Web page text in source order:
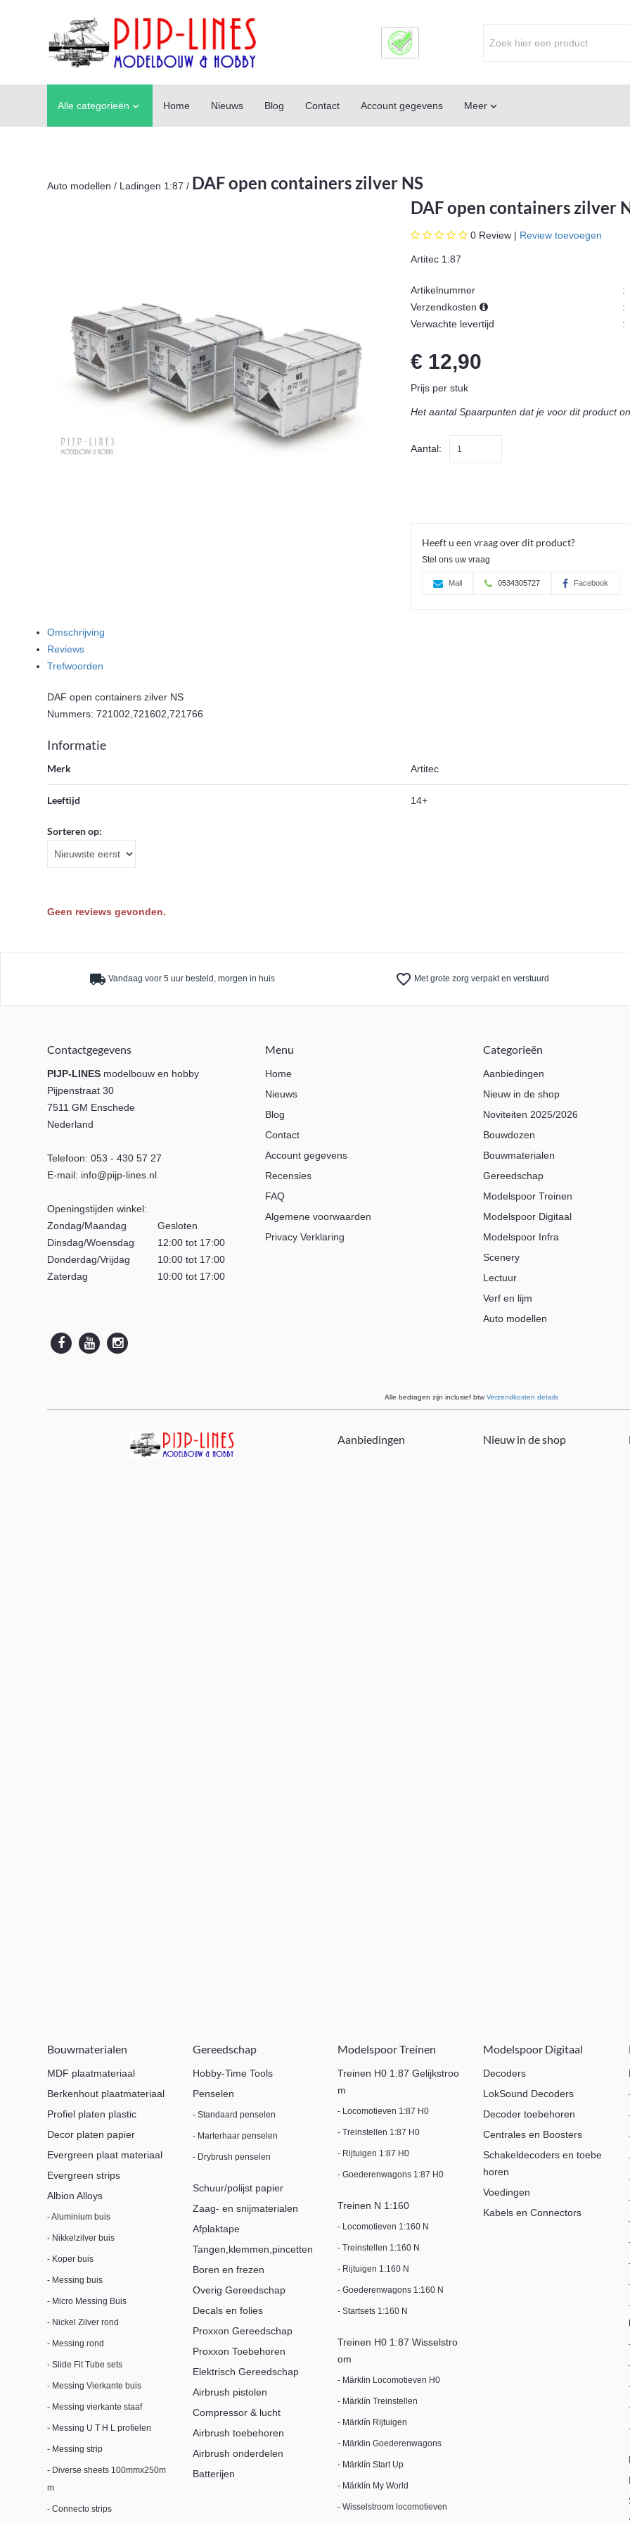
Alle categorieën  Home Nieuws Blog Contact Account gegevens Meer 
Auto modellen / Ladingen 1:87 / DAF open containers zilver NS
DAF open containers zilver
0Review | Review toevoegen
Artitec 1:87
Artikelnummer :
Verzendkosten
:
Verwachte levertijd
:
€ 12,90
Prijs per stuk
Het aantal Spaarpunten dat je voor dit product
Aantal:
Heeft u een vraag over dit product?
Stel ons uw vraag
Mail 0534305727 Facebook
Omschrijving
Reviews
Trefwoorden
DAF open containers zilver NS
Nummers: 721002,721602,721766
Informatie
Merk Artitec
Leeftijd 14+
Sorteren op:
Geen reviews gevonden.
local_shipping Vandaag voor 5 uur besteld, morgen in huis favorite_border Met grote zorg verpakt en verstuurd
Contactgegevens
PIJP-LINES modelbouw en hobby
Pijpenstraat 30
7511 GM Enschede
Nederland
Telefoon: 053 - 430 57 27
E-mail: info@pijp-lines.nl
Openingstijden winkel:
Zondag/Maandag
Gesloten
Dinsdag/Woensdag
12:00 tot 17:00
Donderdag/Vrijdag
10:00 tot 17:00
Zaterdag
10:00 tot 17:00
Menu
Home
Nieuws
Blog
Contact
Account gegevens
Recensies
FAQ
Algemene voorwaarden
Privacy Verklaring
Categorieën
Aanbiedingen
Nieuw in de shop
Noviteiten 2025/2026
Bouwdozen
Bouwmaterialen
Gereedschap
Modelspoor Treinen
Modelspoor Digitaal
Modelspoor Infra
Scenery
Lectuur
Verf en lijm
Auto modellen
Alle bedragen zijn inclusief btw Verzendkosten details
Aanbiedingen Nieuw in de shop
Bouwmaterialen
MDF plaatmateriaal
Berkenhout plaatmateriaal
Profiel platen plastic
Decor platen papier
Evergreen plaat materiaal
Evergreen strips
Albion Alloys
- Aluminium buis
- Nikkelzilver buis
- Koper buis
- Messing buis
- Micro Messing Buis
- Nickel Zilver rond
- Messing rond
- Slide Fit Tube sets
- Messing Vierkante buis
- Messing vierkante staaf
- Messing U T H L profielen
- Messing strip
- Diverse sheets 100mmx250m
m
- Connecto strips
Gereedschap
Hobby-Time Tools
Penselen
- Standaard penselen
- Marterhaar penselen
- Drybrush penselen
Schuur/polijst papier
Zaag- en snijmaterialen
Afplaktape
Tangen,klemmen,pincetten
Boren en frezen
Overig Gereedschap
Decals en folies
Proxxon Gereedschap
Proxxon Toebehoren
Elektrisch Gereedschap
Airbrush pistolen
Compressor & lucht
Airbrush toebehoren
Airbrush onderdelen
Batterijen
Modelspoor Treinen
Treinen H0 1:87 Gelijkstroo
m
- Locomotieven 1:87 H0
- Treinstellen 1:87 H0
- Rijtuigen 1:87 H0
- Goederenwagons 1:87 H0
Treinen N 1:160
- Locomotieven 1:160 N
- Treinstellen 1:160 N
- Rijtuigen 1:160 N
- Goederenwagons 1:160 N
- Startsets 1:160 N
Treinen H0 1:87 Wisselstro
om
- Märklin Locomotieven H0
- Märklín Treinstellen
- Märklín Rijtuigen
- Märklin Goederenwagons
- Märklín Start Up
- Märklín My World
- Wisselstroom locomotieven
Modelspoor Digitaal
Decoders
LokSound Decoders
Decoder toebehoren
Centrales en Boosters
Schakeldecoders en toebe
horen
Voedingen
Kabels en Connectors